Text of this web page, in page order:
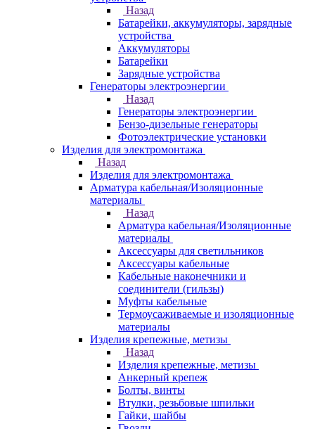
Назад
Батарейки, аккумуляторы, зарядные
устройства
Аккумуляторы
Батарейки
Зарядные устройства
Генераторы электроэнергии
Назад
Генераторы электроэнергии
Бензо-дизельные генераторы
Фотоэлектрические установки
Изделия для электромонтажа
Назад
Изделия для электромонтажа
Арматура кабельная/Изоляционные
материалы
Назад
Арматура кабельная/Изоляционные
материалы
Аксессуары для светильников
Аксессуары кабельные
Кабельные наконечники и
соединители (гильзы)
Муфты кабельные
Термоусаживаемые и изоляционные
материалы
Изделия крепежные, метизы
Назад
Изделия крепежные, метизы
Анкерный крепеж
Болты, винты
Втулки, резьбовые шпильки
Гайки, шайбы